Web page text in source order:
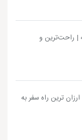
مشهد با قطار 6 تخته | راحت‌ترین و
ترین راه سفر به